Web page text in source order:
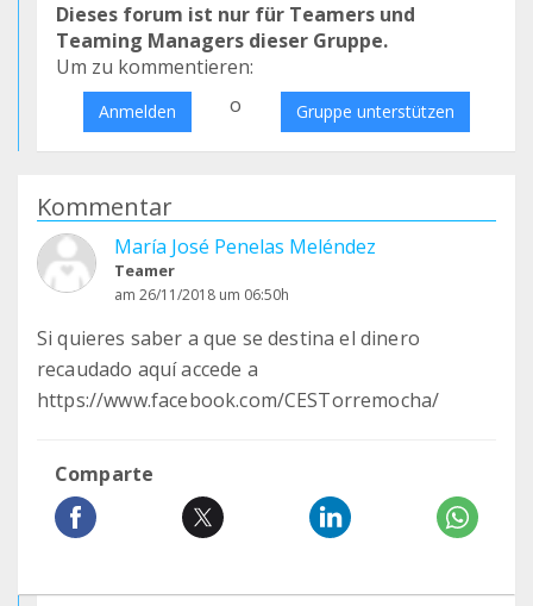
Dieses forum ist nur für Teamers und
Teaming Managers dieser Gruppe.
Um zu kommentieren:
Anmelden o Gruppe unterstützen
Kommentar
María José Penelas Meléndez
Teamer
am 26/11/2018 um 06:50h
Si quieres saber a que se destina el dinero
recaudado aquí accede a
https://www.facebook.com/CESTorremocha/
Comparte